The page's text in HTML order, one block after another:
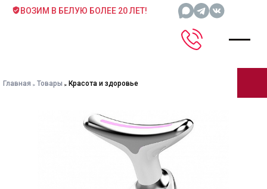
ВОЗИМ В БЕЛУЮ БОЛЕЕ 20 ЛЕТ!
Главная Товары Красота и здоровье